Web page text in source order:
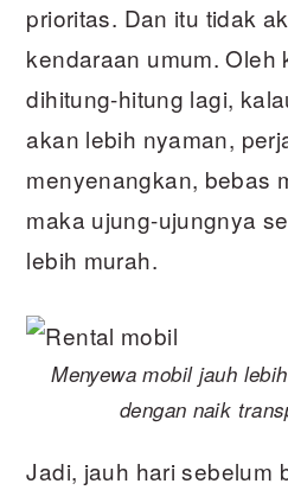
prioritas. Dan itu tidak
kendaraan umum. Oleh
dihitung-hitung lagi,
akan lebih nyaman,
menyenangkan, bebas
maka ujung-ujungnya
lebih murah.
Menyewa mobil jauh
dengan naik
Jadi, jauh hari sebelum